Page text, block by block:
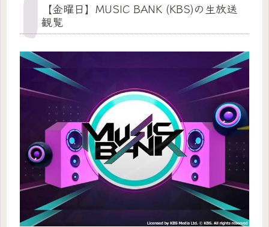
【金曜日】MUSIC BANK (KBS)の生放送
観覧